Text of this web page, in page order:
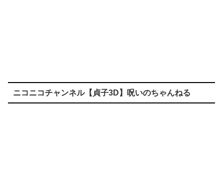
ニコニコチャンネル【貞子3D】呪いのちゃんねる